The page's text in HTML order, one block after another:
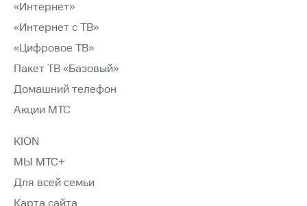
«Интернет»
«Интернет с ТВ»
«Цифровое ТВ»
Пакет ТВ «Базовый»
Домашний телефон
Акции МТС
KION
МЫ МТС+
Для всей семьи